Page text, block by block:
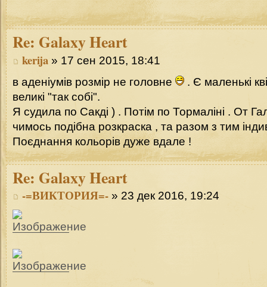
Re: Galaxy Heart
kerija » 17 сен 2015, 18:41
в аденіумів розмір не головне
. Є маленькі
великі "так собі".
Я судила по Сакді ) . Потім по Тормаліні . От
чимось подібна розкраска , та разом з тим
Поєднання кольорів дуже вдале !
Re: Galaxy Heart
-=ВИКТОРИЯ=- » 23 дек 2016, 19:24